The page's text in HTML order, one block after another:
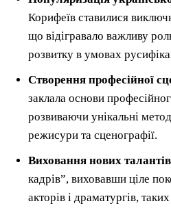
Корифеїв ставилися
що відігравало важливу
розвитку в умовах
Створення професійної
заклала основи
розвиваючи унікальні
режисури та сценографії.
Виховання нових талантів
кадрів”, виховавши ціле
акторів і драматургів,